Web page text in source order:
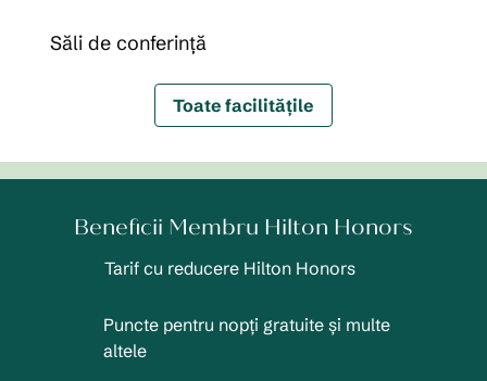
Săli de conferință
Toate facilitățile
Beneficii Membru Hilton Honors
Tarif cu reducere Hilton Honors
Puncte pentru nopți gratuite și multe
altele